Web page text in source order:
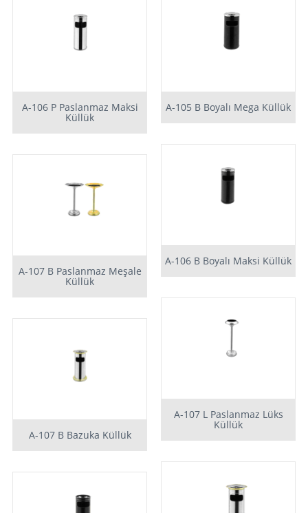
A-106 P Paslanmaz Maksi
Küllük
A-105 B Boyalı Mega Küllük
A-106 B Boyalı Maksi Küllük
A-107 B Paslanmaz Meşale
Küllük
A-107 L Paslanmaz Lüks
Küllük
A-107 B Bazuka Küllük